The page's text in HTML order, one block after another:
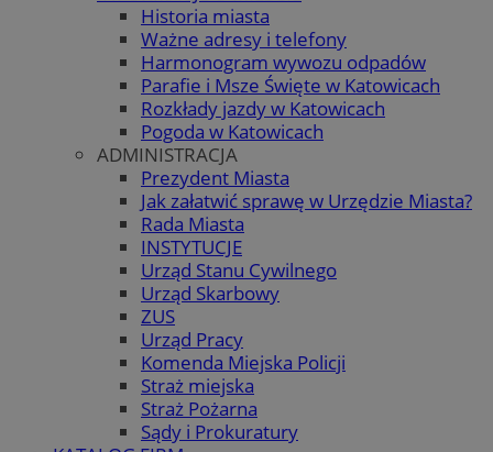
Historia miasta
Ważne adresy i telefony
Harmonogram wywozu odpadów
Parafie i Msze Święte w Katowicach
Rozkłady jazdy w Katowicach
Pogoda w Katowicach
ADMINISTRACJA
Prezydent Miasta
Jak załatwić sprawę w Urzędzie Miasta?
Rada Miasta
INSTYTUCJE
Urząd Stanu Cywilnego
Urząd Skarbowy
ZUS
Urząd Pracy
Komenda Miejska Policji
Straż miejska
Straż Pożarna
Sądy i Prokuratury